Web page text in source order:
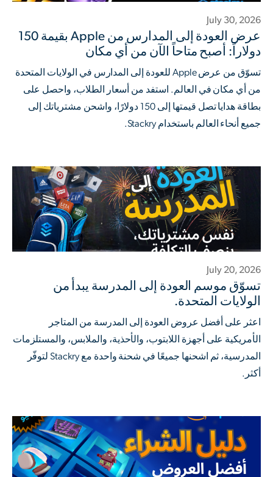
July 30, 2026
عرض العودة إلى المدارس من Apple بقيمة 150
دولاراً: أصبح متاحاً الآن من أي مكان
تسوّق من عرض Apple للعودة إلى المدارس في الولايات المتحدة
من أي مكان في العالم. استفد من أسعار الطلاب، واحصل على
بطاقة هدايا تصل قيمتها إلى 150 دولارًا، واشحن مشترياتك إلى
جميع أنحاء العالم باستخدام Stackry.
July 20, 2026
تسوّق موسم العودة إلى المدرسة يبدأ من
الولايات المتحدة.
اعثر على أفضل عروض العودة إلى المدرسة من المتاجر
الأمريكية على أجهزة اللابتوب، والأحذية، والملابس، والمستلزمات
المدرسية، ثم اشحنها جميعًا في شحنة واحدة مع Stackry لتوفّر
أكثر.